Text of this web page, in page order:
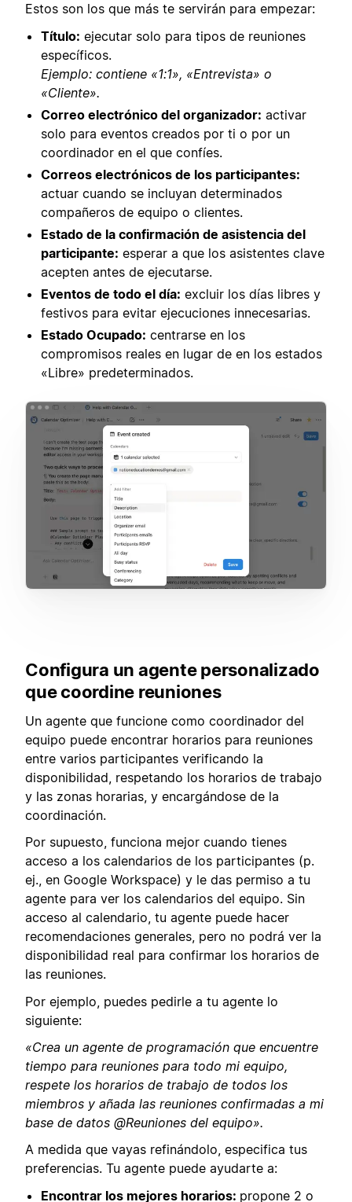
Estos son los que más te servirán para empezar:
Título: ejecutar solo para tipos de reuniones
específicos.
Ejemplo: contiene «1:1», «Entrevista» o
«Cliente».
Correo electrónico del organizador: activar
solo para eventos creados por ti o por un
coordinador en el que confíes.
Correos electrónicos de los participantes:
actuar cuando se incluyan determinados
compañeros de equipo o clientes.
Estado de la confirmación de asistencia del
participante: esperar a que los asistentes clave
acepten antes de ejecutarse.
Eventos de todo el día: excluir los días libres y
festivos para evitar ejecuciones innecesarias.
Estado Ocupado: centrarse en los
compromisos reales en lugar de en los estados
«Libre» predeterminados.
Configura un agente personalizado
que coordine reuniones
Un agente que funcione como coordinador del
equipo puede encontrar horarios para reuniones
entre varios participantes verificando la
disponibilidad, respetando los horarios de trabajo
y las zonas horarias, y encargándose de la
coordinación.
Por supuesto, funciona mejor cuando tienes
acceso a los calendarios de los participantes (p.
ej., en Google Workspace) y le das permiso a tu
agente para ver los calendarios del equipo. Sin
acceso al calendario, tu agente puede hacer
recomendaciones generales, pero no podrá ver la
disponibilidad real para confirmar los horarios de
las reuniones.
Por ejemplo, puedes pedirle a tu agente lo
siguiente:
«Crea un agente de programación que encuentre
tiempo para reuniones para todo mi equipo,
respete los horarios de trabajo de todos los
miembros y añada las reuniones confirmadas a mi
base de datos @Reuniones del equipo».
A medida que vayas refinándolo, especifica tus
preferencias. Tu agente puede ayudarte a:
Encontrar los mejores horarios: propone 2 o